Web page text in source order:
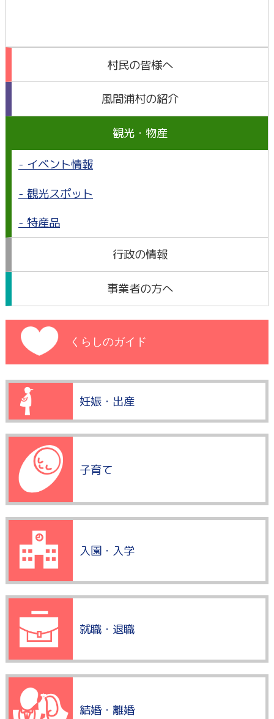
村民の皆様へ
風間浦村の紹介
観光・物産
イベント情報
観光スポット
特産品
行政の情報
事業者の方へ
くらしのガイド
妊娠・出産
子育て
入園・入学
就職・退職
結婚・離婚